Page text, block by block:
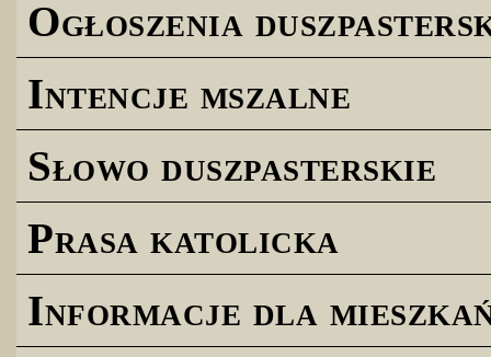
Ogłoszenia
Intencje mszalne
Słowo duszpasterskie
Prasa katolicka
Informacje dla